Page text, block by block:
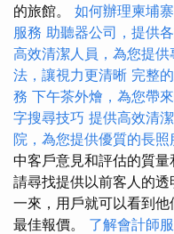
的旅館。 如何辦理柬埔
服務 助聽器公司，提供
高效清潔人員，為您提供
法，讓視力更清晰 完整
務 下午茶外燴，為您帶
字搜尋技巧 提供高效清
院，為您提供優質的長照
中客戶意見和評估的質
請尋找提供以前客人的
一來，用戶就可以看到
最佳報價。 了解會計師